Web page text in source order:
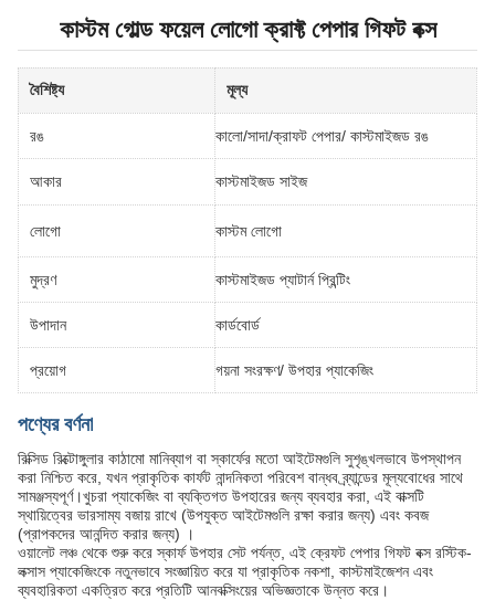
কাস্টম গোল্ড ফয়েল লোগো ক্রাফ্ট পেপার গিফট বক্স
বৈশিষ্ট্য মূল্য
রঙ কালো/সাদা/ক্রাফট পেপার/ কাস্টমাইজড রঙ
আকার কাস্টমাইজড সাইজ
লোগো কাস্টম লোগো
মুদ্রণ কাস্টমাইজড প্যাটার্ন প্রিন্টিং
উপাদান কার্ডবোর্ড
প্রয়োগ গয়না সংরক্ষণ/ উপহার প্যাকেজিং
পণ্যের বর্ণনা
রিক্সিড রিক্টোঙ্গুলার কাঠামো মানিব্যাগ বা স্কার্ফের মতো আইটেমগুলি সুশৃঙ্খলভাবে উপস্থাপন
করা নিশ্চিত করে, যখন প্রাকৃতিক কার্ফট নান্দনিকতা পরিবেশ বান্ধব ব্র্যান্ডের মূল্যবোধের সাথে
সামঞ্জস্যপূর্ণ।খুচরা প্যাকেজিং বা ব্যক্তিগত উপহারের জন্য ব্যবহার করা, এই বাক্সটি
স্থায়িত্বের ভারসাম্য বজায় রাখে (উপযুক্ত আইটেমগুলি রক্ষা করার জন্য) এবং কবজ
(প্রাপকদের আনন্দিত করার জন্য) ।
ওয়ালেট লঞ্চ থেকে শুরু করে স্কার্ফ উপহার সেট পর্যন্ত, এই ক্রেফট পেপার গিফট বক্স রস্টিক-
লক্সাস প্যাকেজিংকে নতুনভাবে সংজ্ঞায়িত করে যা প্রাকৃতিক নকশা, কাস্টমাইজেশন এবং
ব্যবহারিকতা একত্রিত করে প্রতিটি আনবক্সিংয়ের অভিজ্ঞতাকে উন্নত করে।